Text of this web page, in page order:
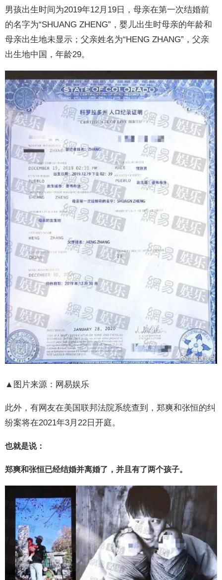
男孩出生时间为2019年12月19日，母亲在第一次结婚前
的名字为“SHUANG ZHENG”，婴儿出生时母亲的年龄和
母亲出生地未显示；父亲姓名为“HENG ZHANG”，父亲
出生地中国，年龄29。
▲图片来源：网易娱乐
此外，有网友在美国联邦法院系统查到，郑爽和张恒的纠
纷案将在2021年3月22日开庭。
也就是说：
郑爽和张恒已经结婚并离婚了，并且有了两个孩子。